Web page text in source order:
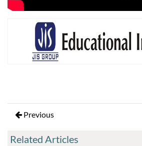
Previous
Related Articles